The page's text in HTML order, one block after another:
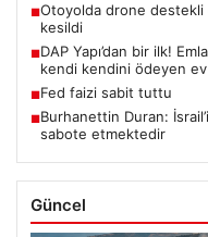
■Otoyolda drone destekli
kesildi
■DAP Yapı’dan bir ilk!
kendi kendini ödeyen
■Fed faizi sabit tuttu
■Burhanettin Duran:
sabote etmektedir
Güncel